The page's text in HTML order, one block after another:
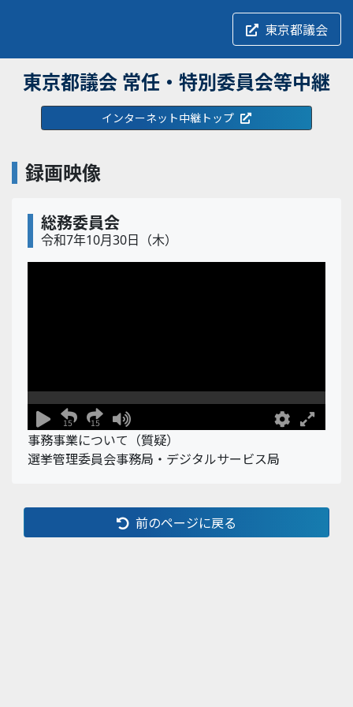
東京都議会
東京都議会 常任・特別委員会等中継
インターネット中継トップ
録画映像
総務委員会
令和7年10月30日（木）
事務事業について（質疑）
選挙管理委員会事務局・デジタルサービス局
前のページに戻る